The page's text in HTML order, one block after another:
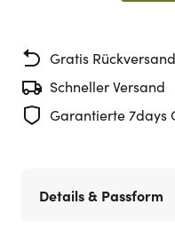
Gratis Rückversand
Schneller Versand
Garantierte 7days
Details & Passform